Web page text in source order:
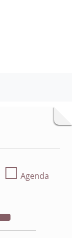
☐ Agenda